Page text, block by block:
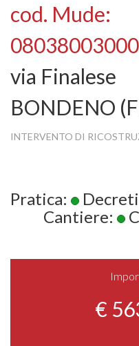
SI
cod. Mude:
via Finalese
BONDENO
INTERVENTO DI
Pratica:
Cantiere:
€